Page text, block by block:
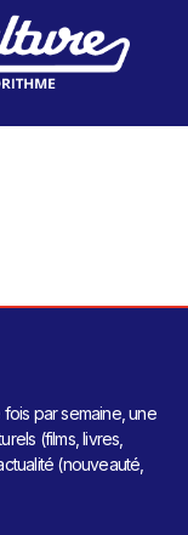
par semaine, une
(films, livres,
(nouveauté,